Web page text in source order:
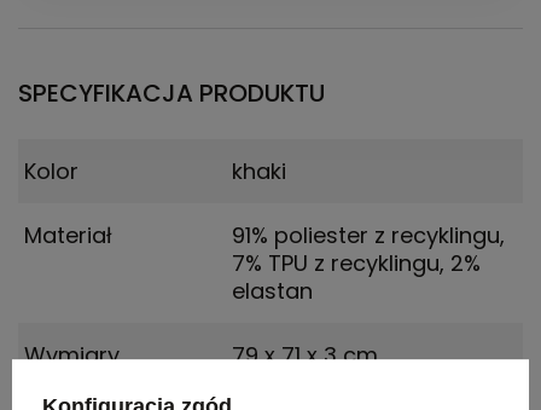
SPECYFIKACJA PRODUKTU
Kolor khaki
Materiał
91% poliester z recyklingu,
7% TPU z recyklingu, 2%
elastan
Wymiary
79 x 71 x 3 cm